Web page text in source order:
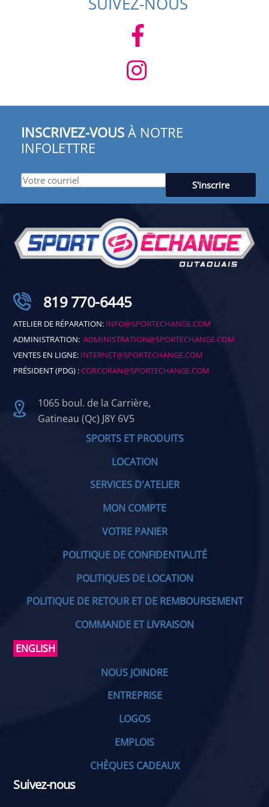
INSCRIVEZ-VOUS À NOTRE
INFOLETTRE
819 770-6445
ATELIER DE RÉPARATION: INFO@SPORTECHANGE.COM
ADMINISTRATION:ADMINISTRATION@SPORTECHANGE.COM
VENTES EN LIGNE: INTERNET@SPORTECHANGE.COM
PRÉSIDENT (PDG) :CORCORAN@SPORTECHANGE.COM
1065 boul. de la Carrière,
Gatineau (Qc) J8Y 6V5
SPORTS ET PRODUITS
LOCATION
SERVICES D'ATELIER
MON COMPTE
VOTRE PANIER
POLITIQUE DE CONFIDENTIALITÉ
POLITIQUES DE LOCATION
POLITIQUE DE RETOUR ET DE REMBOURSEMENT
COMMANDE ET LIVRAISON
ENGLISH
NOUS JOINDRE
ENTREPRISE
LOGOS
EMPLOIS
CHÈQUES CADEAUX
Suivez-nous